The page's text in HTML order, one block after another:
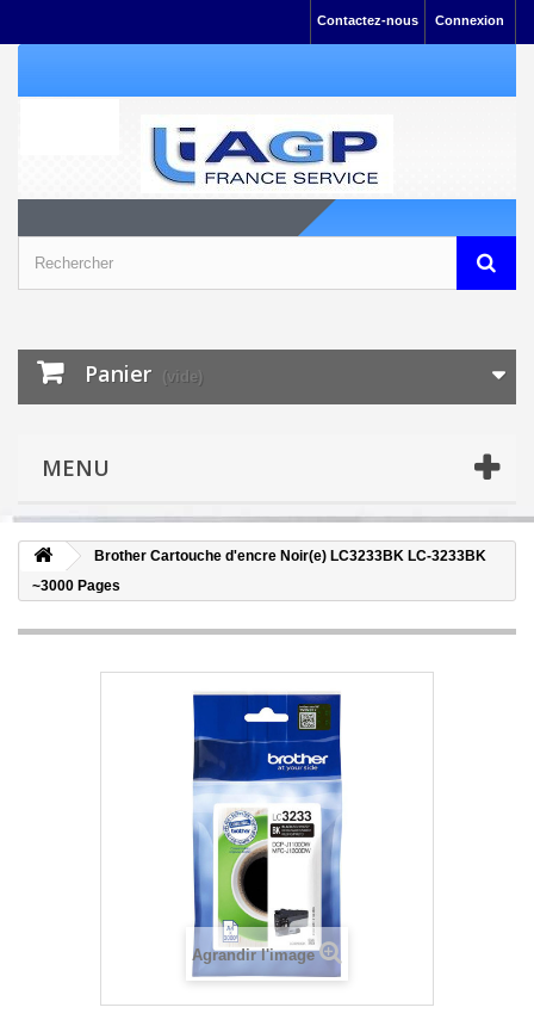
Connexion
Contactez-nous
Panier (vide)
MENU
Brother Cartouche d'encre Noir(e) LC3233BK LC-3233BK
~3000 Pages
Agrandir l'image